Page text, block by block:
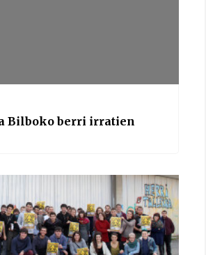
Bilboko berri irratien